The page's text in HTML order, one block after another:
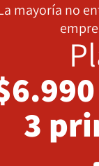
mayoría no
3